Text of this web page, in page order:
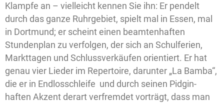
Klampfe an – vielleicht kennen Sie ihn: Er pendelt
durch das ganze Ruhrgebiet, spielt mal in Essen, mal
in Dortmund; er scheint einen beamtenhaften
Stundenplan zu verfolgen, der sich an Schulferien,
Markttagen und Schlussverkäufen orientiert. Er hat
genau vier Lieder im Repertoire, darunter „La Bamba“,
die er in Endlosschleife und durch seinen Pidgin-
haften Akzent derart verfremdet vorträgt, dass man